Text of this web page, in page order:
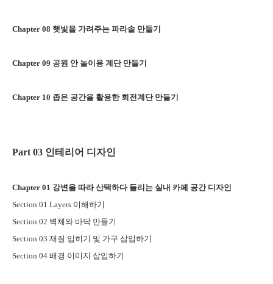
Chapter 08 햇빛을 가려주는 파라솔 만들기
Chapter 09 공원 안 놀이용 계단 만들기
Chapter 10 좁은 공간을 활용한 회전계단 만들기
Part 03 인테리어 디자인
Chapter 01 강변을 따라 산택하다 들리는 실내 카페 공간 디자인
Section 01 Layers 이해하기
Section 02 벽체와 바닥 만들기
Section 03 재질 입히기 및 가구 삽입하기
Section 04 배경 이미지 삽입하기